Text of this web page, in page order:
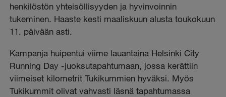
henkilöstön yhteisöllisyyden ja hyvinvoinnin
tukeminen. Haaste kesti maaliskuun alusta toukokuun
11. päivään asti.
Kampanja huipentui viime lauantaina Helsinki City
Running Day -juoksutapahtumaan, jossa kerättiin
viimeiset kilometrit Tukikummien hyväksi. Myös
Tukikummit olivat vahvasti läsnä tapahtumassa